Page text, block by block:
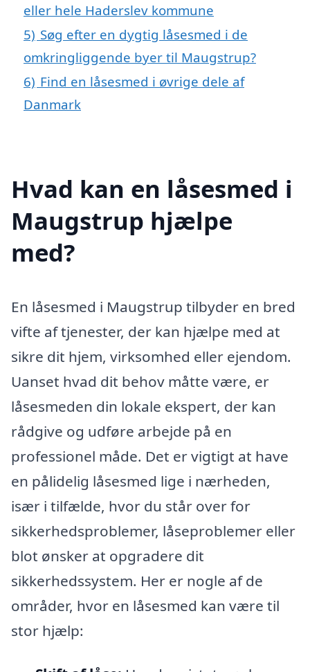
eller hele Haderslev kommune
5) Søg efter en dygtig låsesmed i de
omkringliggende byer til Maugstrup?
6) Find en låsesmed i øvrige dele af
Danmark
Hvad kan en låsesmed i
Maugstrup hjælpe
med?
En låsesmed i Maugstrup tilbyder en bred
vifte af tjenester, der kan hjælpe med at
sikre dit hjem, virksomhed eller ejendom.
Uanset hvad dit behov måtte være, er
låsesmeden din lokale ekspert, der kan
rådgive og udføre arbejde på en
professionel måde. Det er vigtigt at have
en pålidelig låsesmed lige i nærheden,
især i tilfælde, hvor du står over for
sikkerhedsproblemer, låseproblemer eller
blot ønsker at opgradere dit
sikkerhedssystem. Her er nogle af de
områder, hvor en låsesmed kan være til
stor hjælp: